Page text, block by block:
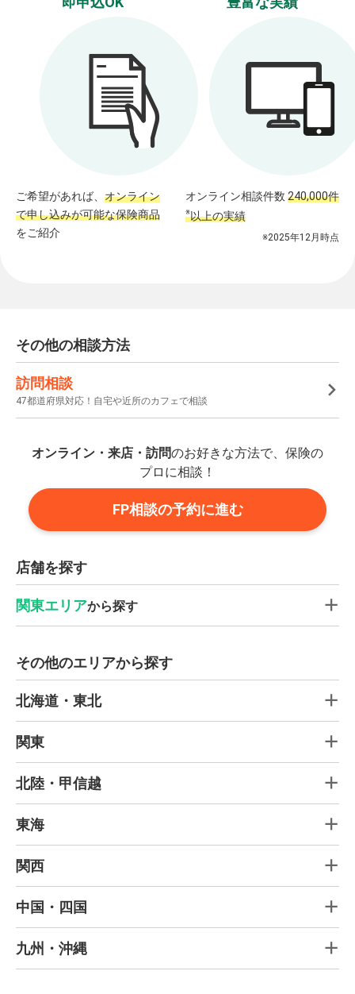
ご希望があれば、 オンライン
で申し込みが可能な保険商品
をご紹介
オンライン相談件数 240,000件
※以上の実績
※2025年12月時点
その他の相談方法
訪問相談
47都道府県対応！自宅や近所のカフェで相談
オンライン・来店・訪問のお好きな方法で、保険の
プロに相談！
FP相談の予約に進む
店舗を探す
関東エリアから探す
その他のエリアから探す
北海道・東北
関東
北陸・甲信越
東海
関西
中国・四国
九州・沖縄